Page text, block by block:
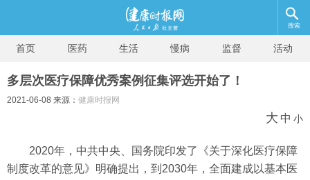
搜索
首页 医药 生活 慢病 监督 活动
多层次医疗保障优秀案例征集评选开始了！
2021-06-08 来源： 健康时报网
大 中 小
2020年，中共中央、国务院印发了《关于深化医疗保障
制度改革的意见》明确提出，到2030年，全面建成以基本医